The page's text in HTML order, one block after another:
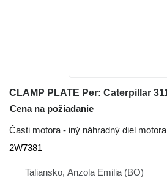
Cena na požiadanie
Časti motora - iný náhradný diel motora
2W7381
Taliansko, Anzola Emilia (BO)